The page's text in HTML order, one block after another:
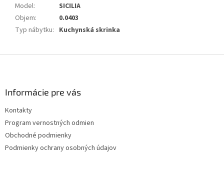
Model:
SICILIA
Objem:
0.0403
Typ nábytku: Kuchynská skrinka
Informácie pre vás
Kontakty
Program vernostných odmien
Obchodné podmienky
Podmienky ochrany osobných údajov